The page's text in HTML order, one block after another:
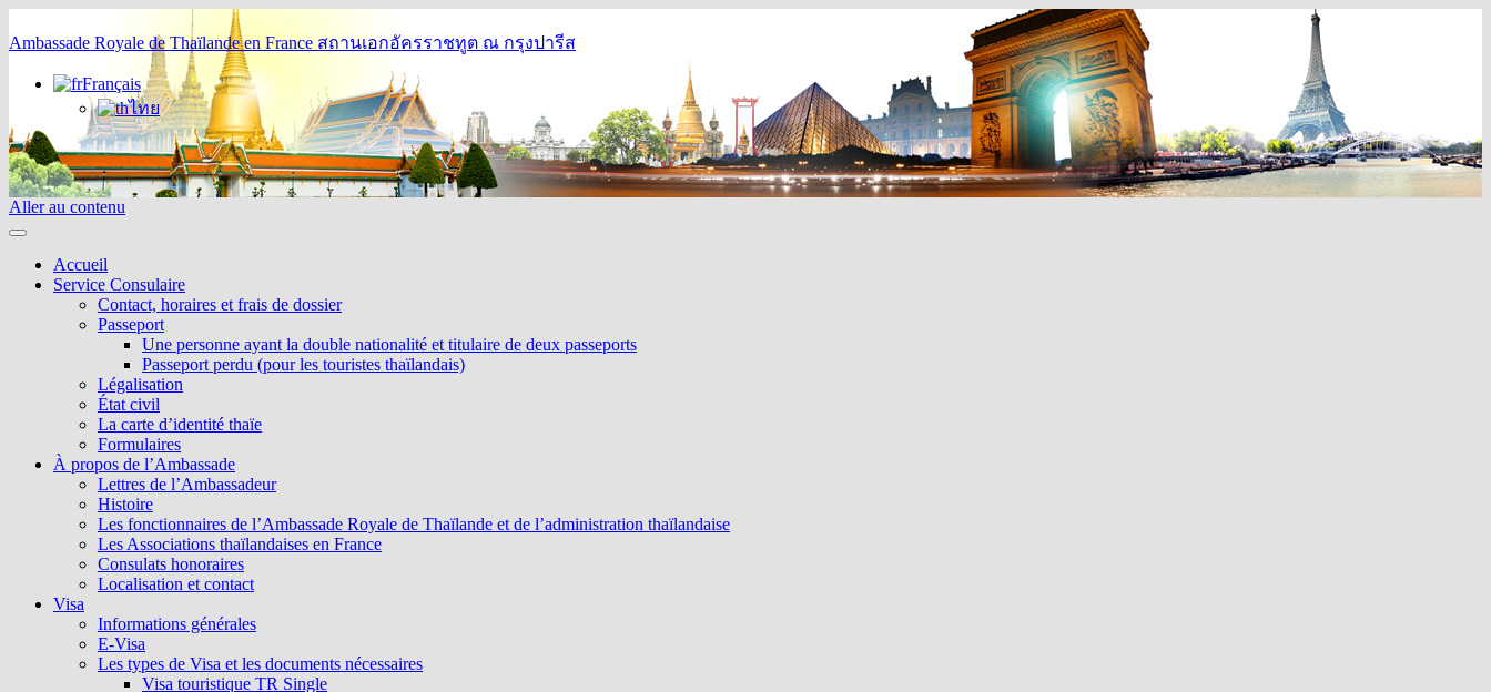
Ambassade Royale de Thaïlande en France สถานเอกอัครราชทูต ณ กรุงปารีส
Français
ไทย
Aller au contenu
Accueil
Service Consulaire
Contact, horaires et frais de dossier
Passeport
Une personne ayant la double nationalité et titulaire de deux passeports
Passeport perdu (pour les touristes thaïlandais)
Légalisation
État civil
La carte d’identité thaïe
Formulaires
À propos de l’Ambassade
Lettres de l’Ambassadeur
Histoire
Les fonctionnaires de l’Ambassade Royale de Thaïlande et de l’administration thaïlandaise
Les Associations thaïlandaises en France
Consulats honoraires
Localisation et contact
Visa
Informations générales
E-Visa
Les types de Visa et les documents nécessaires
Visa touristique TR Single